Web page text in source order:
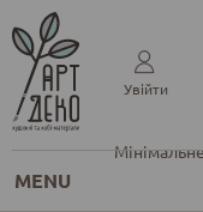
Увійти
MENU